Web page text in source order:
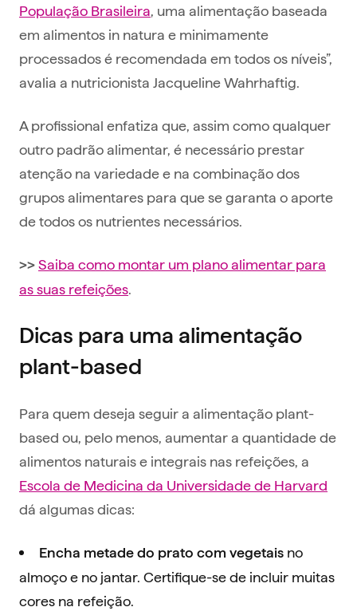
População Brasileira, uma alimentação baseada
em alimentos in natura e minimamente
processados é recomendada em todos os níveis”,
avalia a nutricionista Jacqueline Wahrhaftig.
A profissional enfatiza que, assim como qualquer
outro padrão alimentar, é necessário prestar
atenção na variedade e na combinação dos
grupos alimentares para que se garanta o aporte
de todos os nutrientes necessários.
>> Saiba como montar um plano alimentar para
as suas refeições.
Dicas para uma alimentação
plant-based
Para quem deseja seguir a alimentação plant-
based ou, pelo menos, aumentar a quantidade de
alimentos naturais e integrais nas refeições, a
Escola de Medicina da Universidade de Harvard
dá algumas dicas:
Encha metade do prato com vegetais no
almoço e no jantar. Certifique-se de incluir muitas
cores na refeição.